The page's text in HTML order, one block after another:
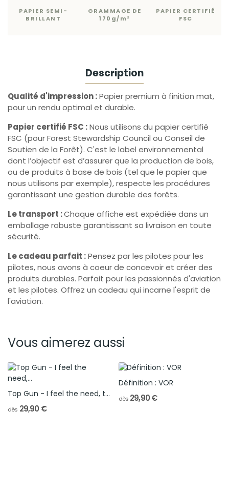
PAPIER SEMI-
BRILLANT
GRAMMAGE DE
170g/m²
PAPIER CERTIFIÉ
FSC
Description
Qualité d'impression :Papier premium à finition mat,
pour un rendu optimal et durable.
Papier certifié FSC :Nous utilisons du papier certifié
FSC (pour Forest Stewardship Council ou Conseil de
Soutien de la Forêt). C'est le label environnemental
dont l’objectif est d’assurer que la production de bois,
ou de produits à base de bois (tel que le papier que
nous utilisons par exemple), respecte les procédures
garantissant une gestion durable des forêts.
Le transport :Chaque affiche est expédiée dans un
emballage robuste garantissant sa livraison en toute
sécurité.
Le cadeau parfait :Pensez par les pilotes pour les
pilotes, nous avons à coeur de concevoir et créer des
produits durables. Parfait pour les passionnés d'aviation
et les pilotes. Offrez un cadeau qui incarne l'esprit de
l'aviation.
Vous aimerez aussi
Top Gun - I feel the need, the need for speed
dès 29,90 €
Définition : VOR
dès 29,90 €